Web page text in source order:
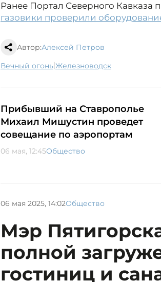
Ранее Портал Северного Кавказа
газовики проверили
Автор:Алексей Петров
Вечный огонь| Железноводск
Прибывший на Ставрополье
Михаил Мишустин проведет
совещание по аэропортам
06 мая, 12:45Общество
06 мая 2025, 14:02Общество
Мэр
полной
гостиниц и